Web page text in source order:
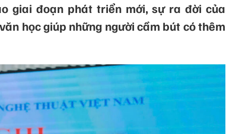
giai đoạn phát triển mới, sự ra đời của
học giúp những người cầm bút có thêm